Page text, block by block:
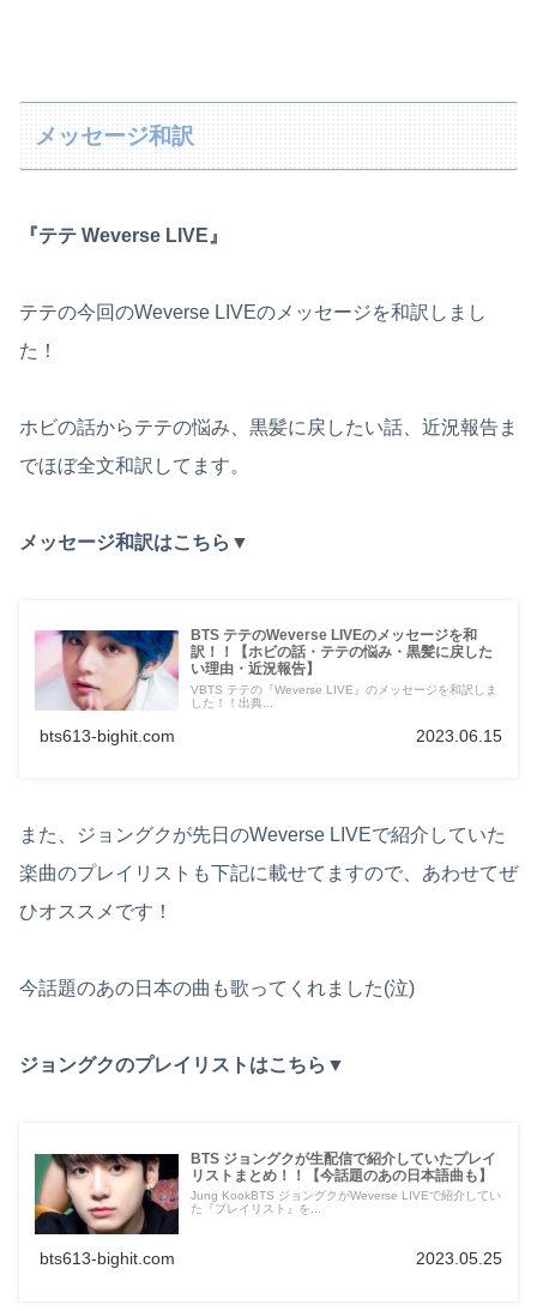
メッセージ和訳
『テテ Weverse LIVE』
テテの今回のWeverse LIVEのメッセージを和訳しまし
た！
ホビの話からテテの悩み、黒髪に戻したい話、近況報告ま
でほぼ全文和訳してます。
メッセージ和訳はこちら▼
BTS テテのWeverse LIVEのメッセージを和
訳！！【ホビの話・テテの悩み・黒髪に戻した
い理由・近況報告】
VBTS テテの『Weverse LIVE』のメッセージを和訳しま
した！！出典...
bts613-bighit.com 2023.06.15
また、ジョングクが先日のWeverse LIVEで紹介していた
楽曲のプレイリストも下記に載せてますので、あわせてぜ
ひオススメです！
今話題のあの日本の曲も歌ってくれました(泣)
ジョングクのプレイリストはこちら▼
BTS ジョングクが生配信で紹介していたプレイ
リストまとめ！！【今話題のあの日本語曲も】
Jung KookBTS ジョングクがWeverse LIVEで紹介してい
た『プレイリスト』を...
bts613-bighit.com 2023.05.25